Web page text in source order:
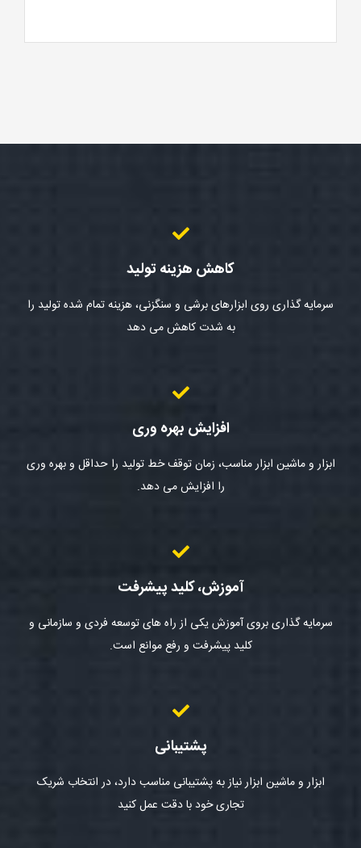
کاهش هزینه تولید
سرمایه گذاری روی ابزارهای برشی و سنگزنی، هزینه تمام شده تولید را
به شدت کاهش می دهد
افزایش بهره وری
ابزار و ماشین ابزار مناسب، زمان توقف خط تولید را حداقل و بهره وری
را افزایش می دهد.
آموزش، کلید پیشرفت
سرمایه گذاری بروی آموزش یکی از راه های توسعه فردی و سازمانی و
کلید پیشرفت و رفع موانع است.
پشتیبانی
ابزار و ماشین ابزار نیاز به پشتیبانی مناسب دارد، در انتخاب شریک
تجاری خود با دقت عمل کنید